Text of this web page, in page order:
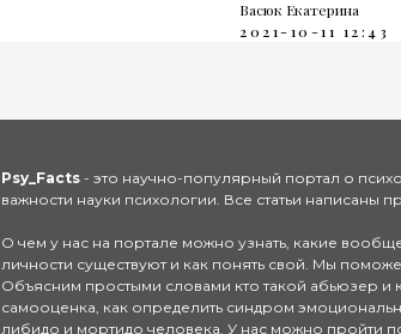
Васюк Екатерина
2021-10-11 12:43
Psy_Facts - это научно-популярный портал о
важности науки психологии. Все статьи написаны
О чем у нас на портале можно узнать, какие
личности существуют и как понять свой. Мы
Объясним простыми словами кто такой абьюзер и
самооценка, как определить синдром
либидо и мортидо человека. У нас можно пройти